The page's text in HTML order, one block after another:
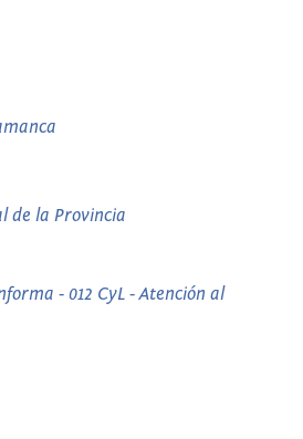
de la Provincia
- 012 CyL - Atención al